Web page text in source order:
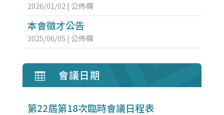
2026/01/02 | 公佈欄
本會徵才公告
2025/06/05 | 公佈欄
 會議日期
第22屆第18次臨時會議日程表